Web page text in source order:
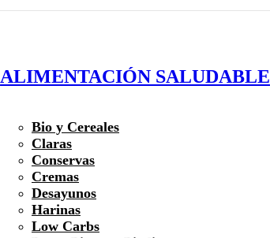
ALIMENTACIÓN SALUDABLE
Bio y Cereales
Claras
Conservas
Cremas
Desayunos
Harinas
Low Carbs